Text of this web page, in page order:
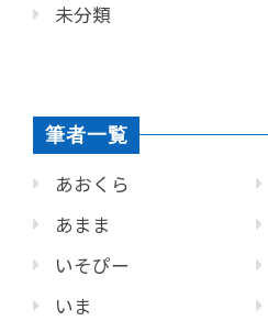
未分類
筆者一覧
あおくら
あまま
いそぴー
いま